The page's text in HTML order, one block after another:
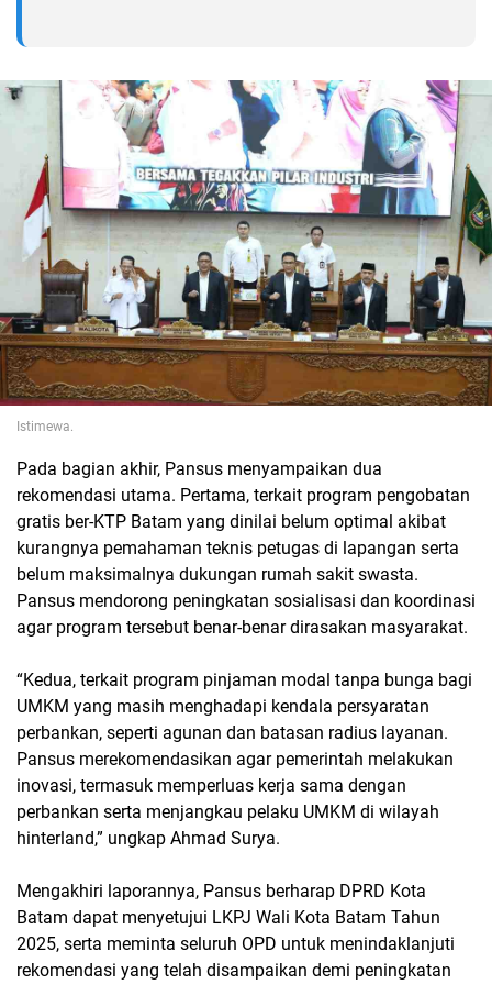
Istimewa.
Pada bagian akhir, Pansus menyampaikan dua
rekomendasi utama. Pertama, terkait program pengobatan
gratis ber-KTP Batam yang dinilai belum optimal akibat
kurangnya pemahaman teknis petugas di lapangan serta
belum maksimalnya dukungan rumah sakit swasta.
Pansus mendorong peningkatan sosialisasi dan koordinasi
agar program tersebut benar-benar dirasakan masyarakat.
“Kedua, terkait program pinjaman modal tanpa bunga bagi
UMKM yang masih menghadapi kendala persyaratan
perbankan, seperti agunan dan batasan radius layanan.
Pansus merekomendasikan agar pemerintah melakukan
inovasi, termasuk memperluas kerja sama dengan
perbankan serta menjangkau pelaku UMKM di wilayah
hinterland,” ungkap Ahmad Surya.
Mengakhiri laporannya, Pansus berharap DPRD Kota
Batam dapat menyetujui LKPJ Wali Kota Batam Tahun
2025, serta meminta seluruh OPD untuk menindaklanjuti
rekomendasi yang telah disampaikan demi peningkatan